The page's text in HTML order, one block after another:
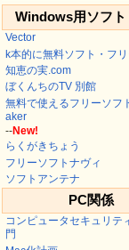
Windows用ソフト
Vector
k本的に無料ソフト・フリ
知恵の実.com
ぼくんちのTV 別館
無料で使えるフリーソフ
aker
--New!
らくがきちょう
フリーソフトナヴィ
ソフトアンテナ
PC関係
コンピュータセキュリテ
門